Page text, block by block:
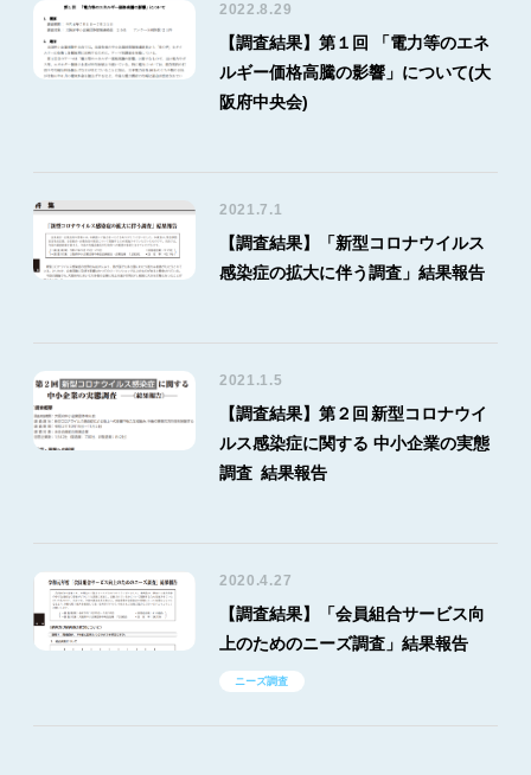
2022.8.29
【調査結果】第１回 「電力等のエネ
ルギー価格高騰の影響」について(大
阪府中央会)
2021.7.1
【調査結果】「新型コロナウイルス
感染症の拡大に伴う調査」結果報告
2021.1.5
【調査結果】第２回 新型コロナウイ
ルス感染症に関する 中小企業の実態
調査 結果報告
2020.4.27
【調査結果】「会員組合サービス向
上のためのニーズ調査」結果報告
ニーズ調査